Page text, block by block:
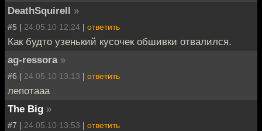
DeathSquirell »
#5 | 24.05.10 12:24 | ответить
Как будто узенький кусочек обшивки отвалился.
ag-ressora »
#6 | 24.05.10 13:13 | ответить
лепотааа
The Big »
#7 | 24.05.10 13:53 | ответить